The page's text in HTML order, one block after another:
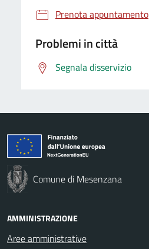
Prenota appuntamento
Problemi in città
Segnala disservizio
Comune di Mesenzana
AMMINISTRAZIONE
Aree amministrative